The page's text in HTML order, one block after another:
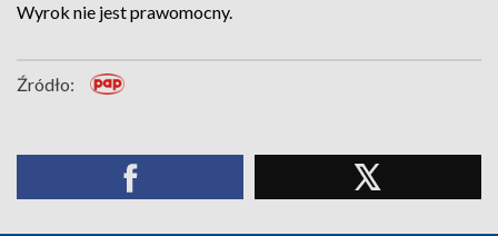
Wyrok nie jest prawomocny.
Źródło: